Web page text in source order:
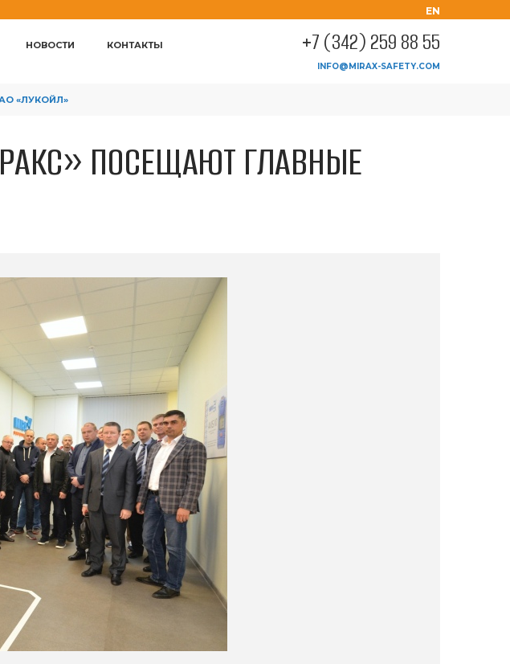
EN
НОВОСТИ
КОНТАКТЫ
+7 (342) 259 88 55
INFO@MIRAX-SAFETY.COM
«ЛУКОЙЛ»
ПОСЕЩАЮТ ГЛАВНЫЕ